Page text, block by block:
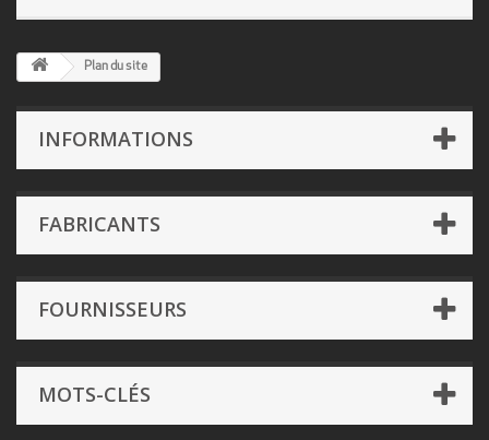
Plan du site
INFORMATIONS
FABRICANTS
FOURNISSEURS
MOTS-CLÉS